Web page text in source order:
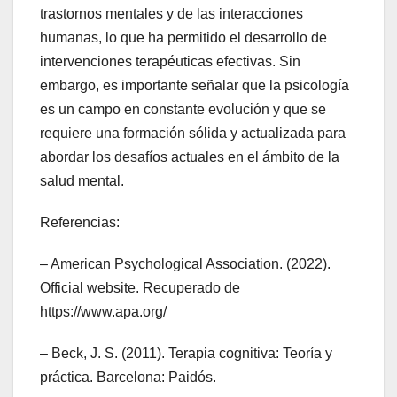
trastornos mentales y de las interacciones
humanas, lo que ha permitido el desarrollo de
intervenciones terapéuticas efectivas. Sin
embargo, es importante señalar que la psicología
es un campo en constante evolución y que se
requiere una formación sólida y actualizada para
abordar los desafíos actuales en el ámbito de la
salud mental.
Referencias:
– American Psychological Association. (2022).
Official website. Recuperado de
https://www.apa.org/
– Beck, J. S. (2011). Terapia cognitiva: Teoría y
práctica. Barcelona: Paidós.